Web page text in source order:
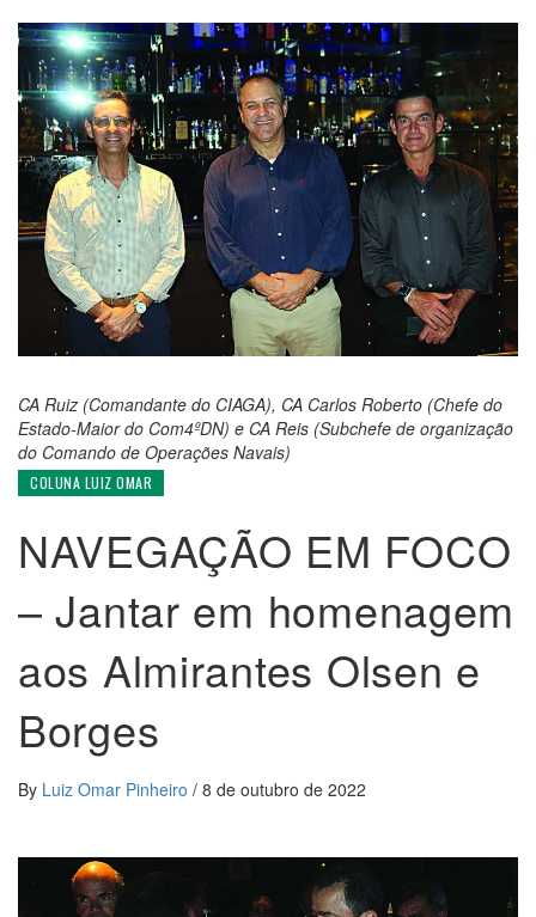
CA Ruiz (Comandante do CIAGA), CA Carlos Roberto (Chefe do
Estado-Maior do Com4ºDN) e CA Reis (Subchefe de organização
do Comando de Operações Navais)
COLUNA LUIZ OMAR
NAVEGAÇÃO EM FOCO
– Jantar em homenagem
aos Almirantes Olsen e
Borges
By Luiz Omar Pinheiro / 8 de outubro de 2022